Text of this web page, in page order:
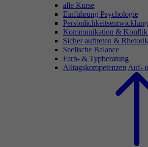
alle Kurse
Einführung Psychologie
Persönlichkeitsentwicklung
Kommunikation &
Sicher auftreten & Rhetorik
Seelische Balance
Farb- & Typberatung
Alltagskompetenzen Auf-